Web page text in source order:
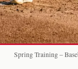
Spring Training –